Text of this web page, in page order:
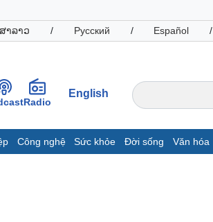
າລາວ / Русский / Español /
Radio
English
Công nghệ Sức khỏe Đời sống Văn hóa